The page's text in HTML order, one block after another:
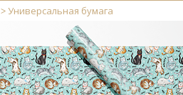
Универсальная бумага